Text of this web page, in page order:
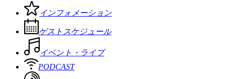
インフォメーション
ゲストスケジュール
イベント・ライブ
PODCAST